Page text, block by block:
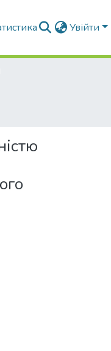
Увійти